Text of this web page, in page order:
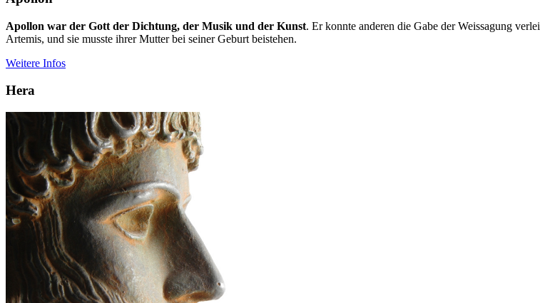
Apollon war der Gott der Dichtung, der Musik und der Kunst. Er konnte anderen die Gabe der Weissagung
Artemis, und sie musste ihrer Mutter bei seiner Geburt beistehen.
Weitere Infos
Hera